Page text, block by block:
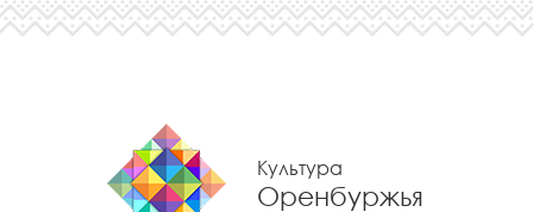
Культура
Оренбуржья